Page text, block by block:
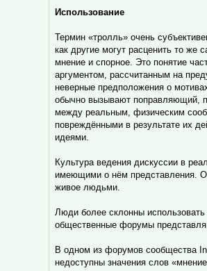
Использование
Термин «тролль» очень
как другие могут расценить то
мнение и спорное. Это понятие
аргументом, рассчитанным на
неверные предположения о
обычно вызывают поправляющий,
между реальным, физическим
повреждёнными в результате их
идеями.
Культура ведения дискуссии в
имеющими о нём представления.
живое людьми.
Люди более склонны использовать
общественные форумы
В одном из форумов сообщества
недоступны значения слов